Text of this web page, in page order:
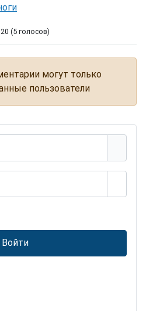
(5 голосов)
могут только
пользователи
Войти